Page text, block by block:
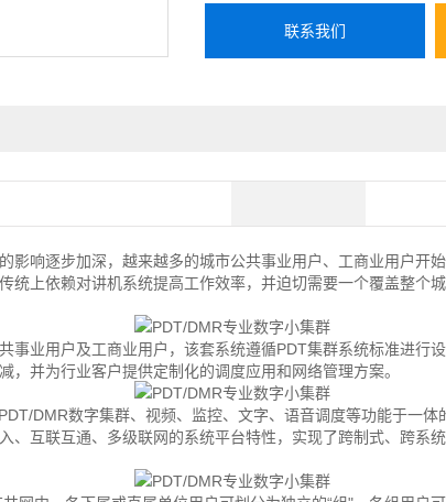
联系我们
响逐步加深，越来越多的城市公共事业用户、工商业用户开
统上依赖对讲机系统提高工作效率，并迫切需要一个覆盖整个
事业用户及工商业用户，该套系统遵循PDT集群系统标准进行
，并为行业客户提供定制化的调度应用和网络管理方案。
DMR数字集群、视频、监控、文字、语音调度等功能于一
、互联互通、多级联网的系统平台特性，实现了跨制式、跨系